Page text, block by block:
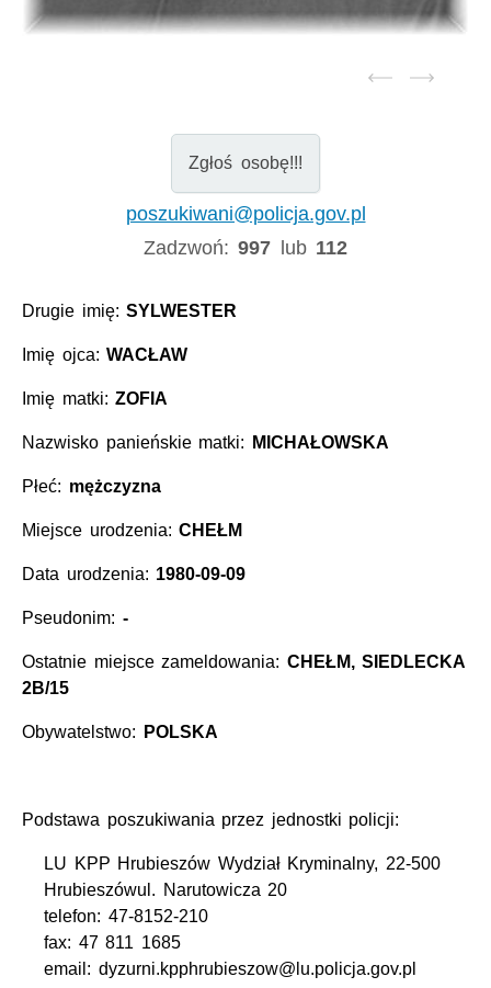
Zgłoś osobę!!!
poszukiwani@policja.gov.pl
Zadzwoń:997 lub 112
Drugie imię:SYLWESTER
Imię ojca:WACŁAW
Imię matki:ZOFIA
Nazwisko panieńskie matki: MICHAŁOWSKA
Płeć: mężczyzna
Miejsce urodzenia:CHEŁM
Data urodzenia: 1980-09-09
Pseudonim: -
Ostatnie miejsce zameldowania: CHEŁM, SIEDLECKA
2B/15
Obywatelstwo: POLSKA
Podstawa poszukiwania przez jednostki policji:
LU KPP Hrubieszów Wydział Kryminalny, 22-500
Hrubieszówul. Narutowicza 20
telefon: 47-8152-210
fax: 47 811 1685
email: dyzurni.kpphrubieszow@lu.policja.gov.pl